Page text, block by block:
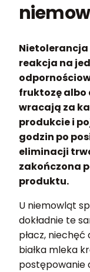
reakcja na
fruktozę albo
wracają za
produkcie i
godzin po
eliminacji
zakończona
produktu.
U niemowląt
dokładnie te
płacz,
białka mleka
postępowanie